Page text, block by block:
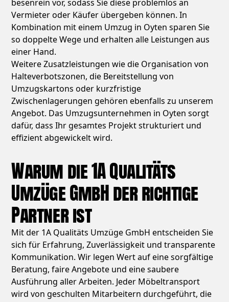
besenrein vor, sodass Sie diese problemlos an
Vermieter oder Käufer übergeben können. In
Kombination mit einem Umzug in Oyten sparen Sie
so doppelte Wege und erhalten alle Leistungen aus
einer Hand.
Weitere Zusatzleistungen wie die Organisation von
Halteverbotszonen, die Bereitstellung von
Umzugskartons oder kurzfristige
Zwischenlagerungen gehören ebenfalls zu unserem
Angebot. Das Umzugsunternehmen in Oyten sorgt
dafür, dass Ihr gesamtes Projekt strukturiert und
effizient abgewickelt wird.
Warum die 1A Qualitäts
Umzüge GmbH der richtige
Partner ist
Mit der 1A Qualitäts Umzüge GmbH entscheiden Sie
sich für Erfahrung, Zuverlässigkeit und transparente
Kommunikation. Wir legen Wert auf eine sorgfältige
Beratung, faire Angebote und eine saubere
Ausführung aller Arbeiten. Jeder Möbeltransport
wird von geschulten Mitarbeitern durchgeführt, die